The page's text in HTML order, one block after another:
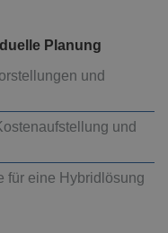
Planung
und
und
für eine Hybridlösung